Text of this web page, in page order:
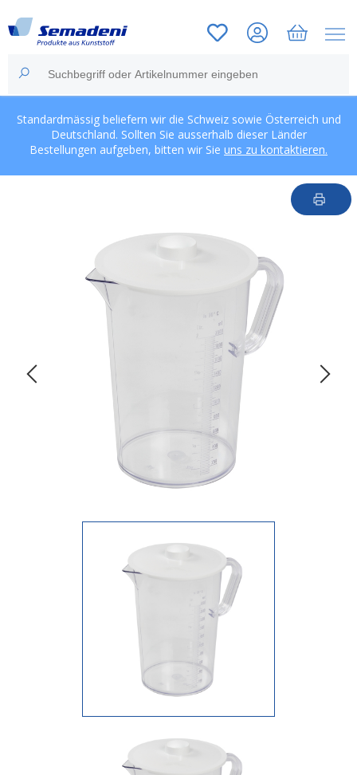
Standardmässig beliefern wir die Schweiz sowie Österreich und
Deutschland. Sollten Sie ausserhalb dieser Länder
Bestellungen aufgeben, bitten wir Sie uns zu kontaktieren.